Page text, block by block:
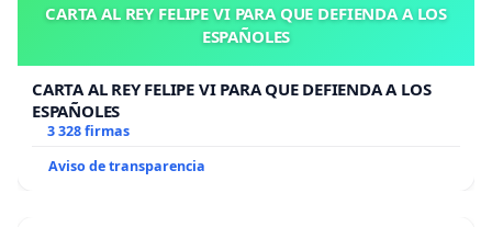
CARTA AL REY FELIPE VI PARA QUE DEFIENDA A LOS
ESPAÑOLES
CARTA AL REY FELIPE VI PARA QUE DEFIENDA A LOS
ESPAÑOLES
3 328 firmas
Aviso de transparencia